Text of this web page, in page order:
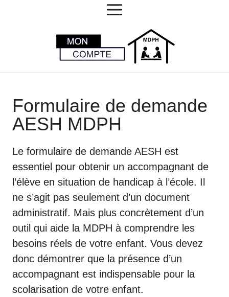
MENU
Formulaire de demande
AESH MDPH
Le formulaire de demande AESH est
essentiel pour obtenir un accompagnant de
l’élève en situation de handicap à l’école. Il
ne s’agit pas seulement d’un document
administratif. Mais plus concrètement d’un
outil qui aide la MDPH à comprendre les
besoins réels de votre enfant. Vous devez
donc démontrer que la présence d’un
accompagnant est indispensable pour la
scolarisation de votre enfant.